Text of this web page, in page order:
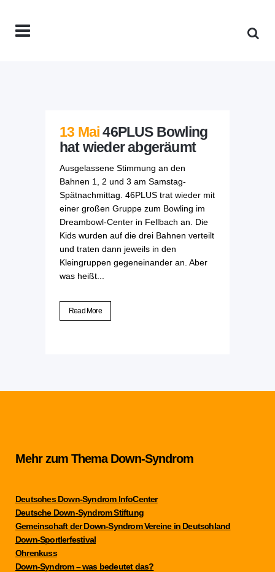
13 Mai 46PLUS Bowling
hat wieder abgeräumt
Ausgelassene Stimmung an den
Bahnen 1, 2 und 3 am Samstag-
Spätnachmittag. 46PLUS trat wieder mit
einer großen Gruppe zum Bowling im
Dreambowl-Center in Fellbach an. Die
Kids wurden auf die drei Bahnen verteilt
und traten dann jeweils in den
Kleingruppen gegeneinander an. Aber
was heißt...
Read More
Mehr zum Thema Down-Syndrom
Deutsches Down-Syndrom InfoCenter
Deutsche Down-Syndrom Stiftung
Gemeinschaft der Down-Syndrom Vereine in Deutschland
Down-Sportlerfestival
Ohrenkuss
Down-Syndrom – was bedeutet das?